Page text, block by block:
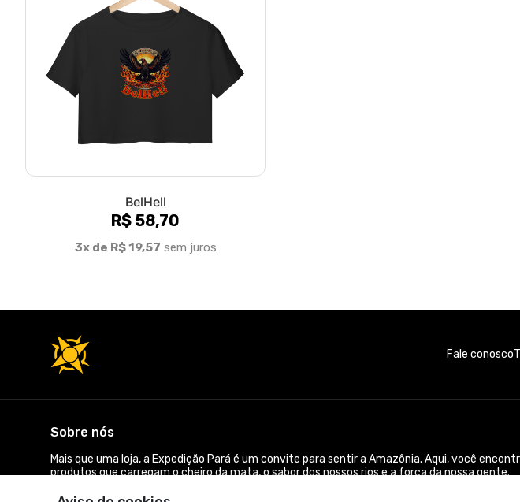
BelHell
R$ 58,70
3x de R$ 19,57 sem juros
Fale conosco
Sobre nós
Mais que uma loja, a Expedição Pará é um convite para sentir a Amazônia. Aqui, você
produtos que carregam o cheiro da mata, o sabor dos nossos rios e a força da nossa gente.